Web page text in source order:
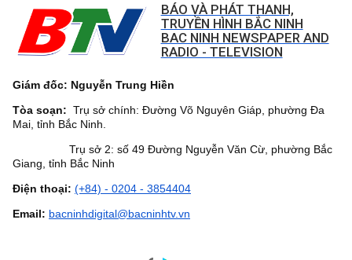
BÁO VÀ PHÁT THANH,
TRUYỀN HÌNH BẮC NINH
BAC NINH NEWSPAPER AND
RADIO - TELEVISION
Giám đốc: Nguyễn Trung Hiền
Tòa soạn: Trụ sở chính: Đường Võ Nguyên Giáp, phường Đa
Mai, tỉnh Bắc Ninh.
Trụ sở 2: số 49 Đường Nguyễn Văn Cừ, phường Bắc
Giang, tỉnh Bắc Ninh
Điện thoại: (+84) - 0204 - 3854404
Email: bacninhdigital@bacninhtv.vn